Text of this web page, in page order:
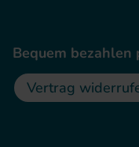
Bequem bezahlen
Vertrag